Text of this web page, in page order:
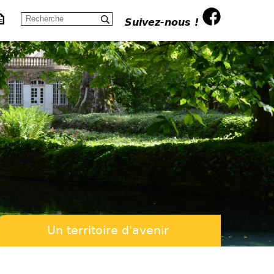
Suivez-nous !
Un territoire d'avenir